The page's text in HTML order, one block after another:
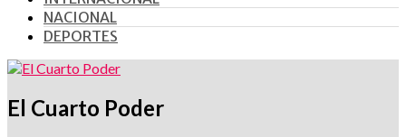
NACIONAL
DEPORTES
El Cuarto Poder